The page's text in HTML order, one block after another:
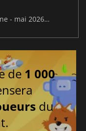
Les sorties de jeux vidéo de la semaine - mai 2026 (semaine 19)
de 1 000
du